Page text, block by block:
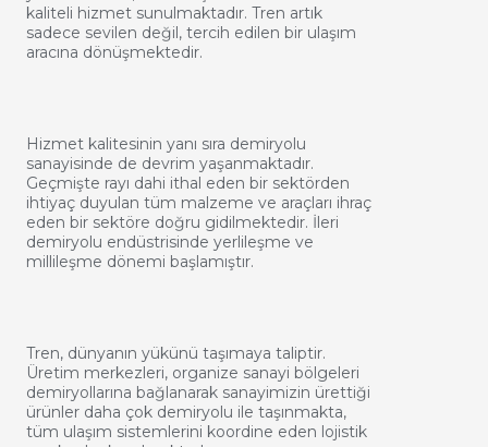
kaliteli hizmet sunulmaktadır. Tren artık
sadece sevilen değil, tercih edilen bir ulaşım
aracına dönüşmektedir.
Hizmet kalitesinin yanı sıra demiryolu
sanayisinde de devrim yaşanmaktadır.
Geçmişte rayı dahi ithal eden bir sektörden
ihtiyaç duyulan tüm malzeme ve araçları ihraç
eden bir sektöre doğru gidilmektedir. İleri
demiryolu endüstrisinde yerlileşme ve
millileşme dönemi başlamıştır.
Tren, dünyanın yükünü taşımaya taliptir.
Üretim merkezleri, organize sanayi bölgeleri
demiryollarına bağlanarak sanayimizin ürettiği
ürünler daha çok demiryolu ile taşınmakta,
tüm ulaşım sistemlerini koordine eden lojistik